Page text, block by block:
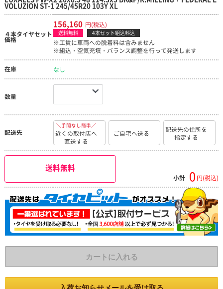
VOLUZION ST-1 245/45R20 103Y XL
４本タイヤセット
価格
156,160 円(税込)
送料無料 4本セット組込料込
※工賃に車両への脱着料は含みません
※組込・空気充填・バランス調整を行って発送します
在庫 なし
数量
配送先
＼手間なし簡単／
近くの取付店へ
直送する
ご自宅へ送る
配送先の住所を
指定する
送料無料
小計 0 円(税込)
カートに入れる